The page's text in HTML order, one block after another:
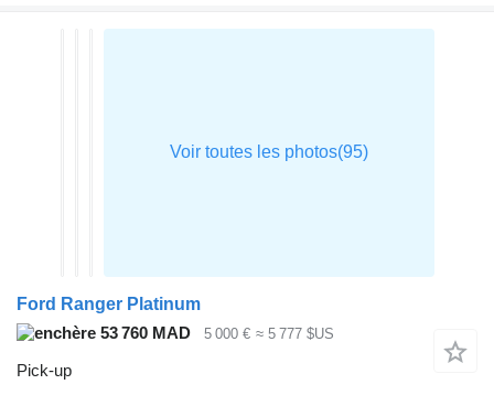
Ford Ranger Platinum
53 760 MAD
5 000 € ≈ 5 777 $US
Pick-up